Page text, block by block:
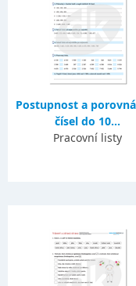
Postupnost a
čísel do 10...
Pracovní listy